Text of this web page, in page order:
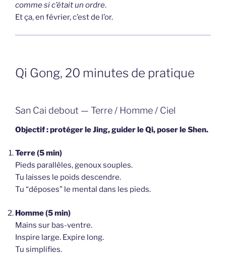
comme si c’était un ordre.
Et ça, en février, c’est de l’or.
Qi Gong, 20 minutes de pratique
San Cai debout — Terre / Homme / Ciel
Objectif : protéger le Jing, guider le Qi, poser le Shen.
Terre (5 min)
Pieds parallèles, genoux souples.
Tu laisses le poids descendre.
Tu “déposes” le mental dans les pieds.
Homme (5 min)
Mains sur bas-ventre.
Inspire large. Expire long.
Tu simplifies.